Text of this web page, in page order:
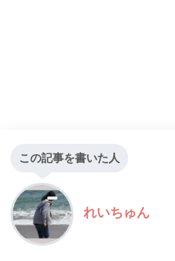
この記事を書いた人
れいちゅん